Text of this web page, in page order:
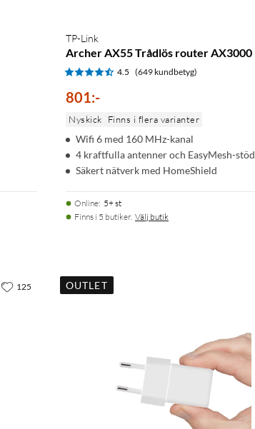
TP-Link
Archer AX55 Trådlös router AX3000
4.5 (649 kundbetyg)
801:-
Nyskick Finns i flera varianter
Wifi 6 med 160 MHz-kanal
4 kraftfulla antenner och EasyMesh-stöd
Säkert nätverk med HomeShield
Online: 5+ st
Finns i 5 butiker. Välj butik
125 OUTLET